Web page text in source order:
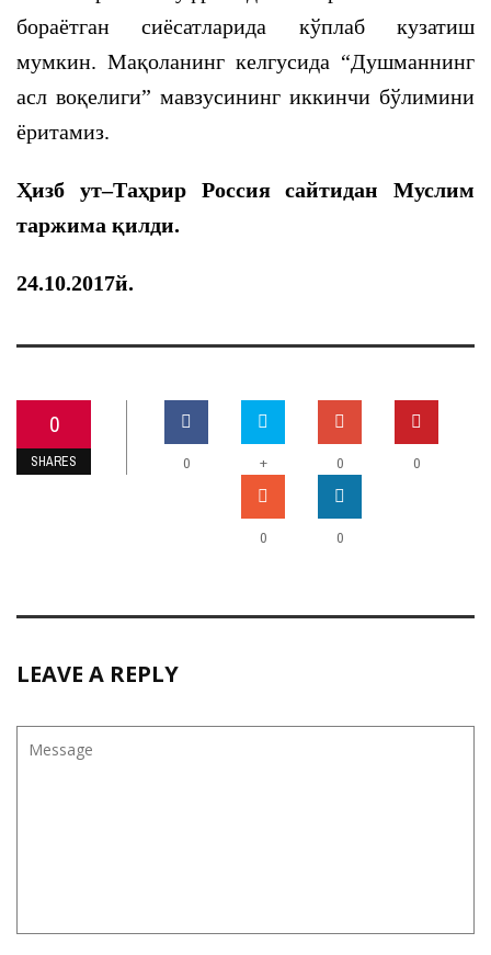
бораётган сиёсатларида кўплаб кузатиш
мумкин. Мақоланинг келгусида “Душманнинг
асл воқелиги” мавзусининг иккинчи бўлимини
ёритамиз.
Ҳизб ут–Таҳрир Россия сайтидан Муслим
таржима қилди.
24.10.2017й.
0
SHARES 0 + 0 0
0 0
LEAVE A REPLY